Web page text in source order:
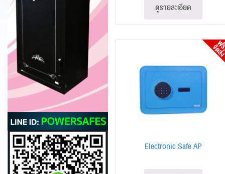
ดูรายละเอียด
Electronic Safe AP